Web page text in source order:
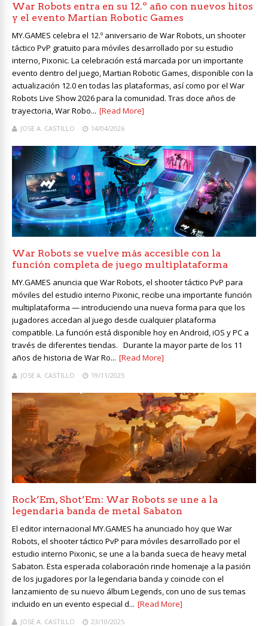
War Robots entra en su 12.º año con nuevos hitos
y el evento Martian Robotic Games
MY.GAMES celebra el 12.º aniversario de War Robots, un shooter
táctico PvP gratuito para móviles desarrollado por su estudio
interno, Pixonic. La celebración está marcada por un importante
evento dentro del juego, Martian Robotic Games, disponible con la
actualización 12.0 en todas las plataformas, así como por el War
Robots Live Show 2026 para la comunidad. Tras doce años de
trayectoria, War Robo... [Read More]
JOSE A. CASTILLO 14/04/2026
War Robots se vuelve más accesible con la
función completa de juego multiplataforma
MY.GAMES anuncia que War Robots, el shooter táctico PvP para
móviles del estudio interno Pixonic, recibe una importante función
multiplataforma — introduciendo una nueva forma para que los
jugadores accedan al juego desde cualquier plataforma
compatible. La función está disponible hoy en Android, iOS y PC a
través de diferentes tiendas. Durante la mayor parte de los 11
años de historia de War Ro... [Read More]
JOSE A. CASTILLO 19/11/2025
Rock’Em, Shot’Em: War Robots se une a la
legendaria banda de metal Sabaton
El editor internacional MY.GAMES ha anunciado hoy que War
Robots, el shooter táctico PvP para móviles desarrollado por el
estudio interno Pixonic, se une a la banda sueca de heavy metal
Sabaton. Esta esperada colaboración rinde homenaje a la pasión
de los jugadores por la legendaria banda y coincide con el
lanzamiento de su nuevo álbum Legends, con uno de sus temas
incluido en un evento especial d... [Read More]
JOSE A. CASTILLO 23/10/2025